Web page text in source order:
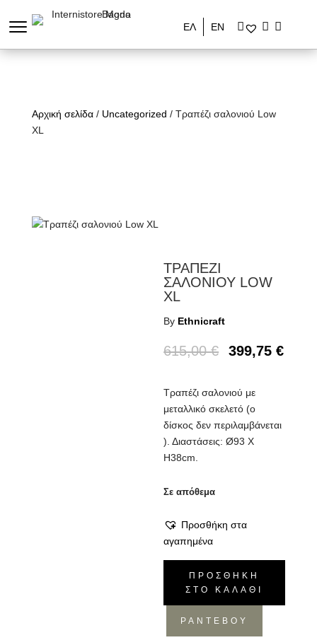
ΕΛ ΕΝ
Αρχική σελίδα/ Uncategorized / Τραπέζι σαλονιού Low
XL
ΤΡΑΠΕΖΙ
ΣΑΛΟΝΙΟΥ LOW
XL
By Ethnicraft
615,00€ 399,75€
Τραπέζι σαλονιού με
μεταλλικό σκελετό (ο
δίσκος δεν περιλαμβάνεται
). Διαστάσεις: Ø93 X
H38cm.
Σε απόθεμα
Προσθήκη στα
αγαπημένα
ΠΡΟΣΘΉΚΗ
ΣΤΟ ΚΑΛΆΘΙ
ΡΑΝΤΕΒΟΥ